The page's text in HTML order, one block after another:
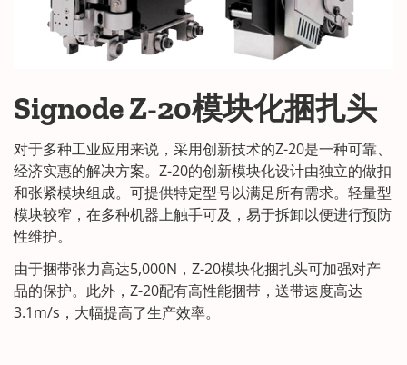
Signode Z-20模块化捆扎头
对于多种工业应用来说，采用创新技术的Z-20是一种可靠、
经济实惠的解决方案。Z-20的创新模块化设计由独立的做扣
和张紧模块组成。可提供特定型号以满足所有需求。轻量型
模块较窄，在多种机器上触手可及，易于拆卸以便进行预防
性维护。
由于捆带张力高达5,000N，Z-20模块化捆扎头可加强对产
品的保护。此外，Z-20配有高性能捆带，送带速度高达
3.1m/s，大幅提高了生产效率。